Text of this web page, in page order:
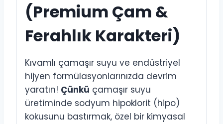
(Premium Çam &
Ferahlık Karakteri)
Kıvamlı çamaşır suyu ve endüstriyel
hijyen formülasyonlarınızda devrim
yaratın! Çünkü çamaşır suyu
üretiminde sodyum hipoklorit (hipo)
kokusunu bastırmak, özel bir kimyasal